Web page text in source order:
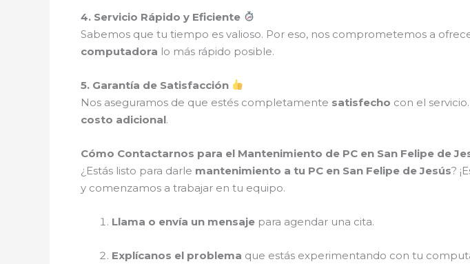
4. Servicio Rápido y Eficiente
Sabemos que tu tiempo es valioso. Por eso, nos comprometemos a
computadora lo más rápido posible.
5. Garantía de Satisfacción
Nos aseguramos de que estés completamente satisfecho con el
costo adicional.
Cómo Contactarnos para el Mantenimiento de PC en San Felipe de
¿Estás listo para darle mantenimiento a tu PC en San Felipe de Jesús?
y comenzamos a trabajar en tu equipo.
Llama o envía un mensaje para agendar una cita.
Explícanos el problema que estás experimentando con tu